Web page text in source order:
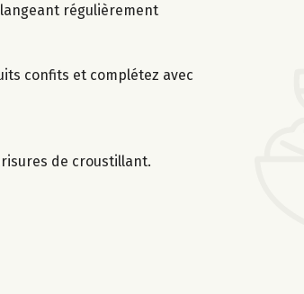
régulièrement
confits et complétez avec
de croustillant.